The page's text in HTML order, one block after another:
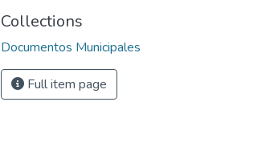
Collections
Documentos Municipales
Full item page